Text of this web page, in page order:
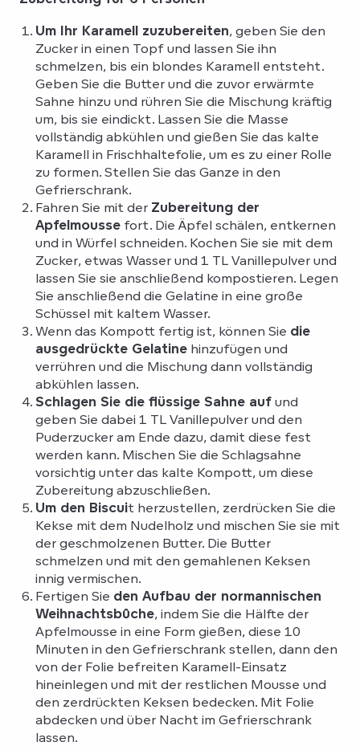
Um Ihr Karamell zuzubereiten, geben Sie den
Zucker in einen Topf und lassen Sie ihn
schmelzen, bis ein blondes Karamell entsteht.
Geben Sie die Butter und die zuvor erwärmte
Sahne hinzu und rühren Sie die Mischung kräftig
um, bis sie eindickt. Lassen Sie die Masse
vollständig abkühlen und gießen Sie das kalte
Karamell in Frischhaltefolie, um es zu einer Rolle
zu formen. Stellen Sie das Ganze in den
Gefrierschrank.
Fahren Sie mit der Zubereitung der
Apfelmousse fort. Die Äpfel schälen, entkernen
und in Würfel schneiden. Kochen Sie sie mit dem
Zucker, etwas Wasser und 1 TL Vanillepulver und
lassen Sie sie anschließend kompostieren. Legen
Sie anschließend die Gelatine in eine große
Schüssel mit kaltem Wasser.
Wenn das Kompott fertig ist, können Sie die
ausgedrückte Gelatine hinzufügen und
verrühren und die Mischung dann vollständig
abkühlen lassen.
Schlagen Sie die flüssige Sahne auf und
geben Sie dabei 1 TL Vanillepulver und den
Puderzucker am Ende dazu, damit diese fest
werden kann. Mischen Sie die Schlagsahne
vorsichtig unter das kalte Kompott, um diese
Zubereitung abzuschließen.
Um den Biscuit herzustellen, zerdrücken Sie die
Kekse mit dem Nudelholz und mischen Sie sie mit
der geschmolzenen Butter. Die Butter
schmelzen und mit den gemahlenen Keksen
innig vermischen.
Fertigen Sie den Aufbau der normannischen
Weihnachtsbûche, indem Sie die Hälfte der
Apfelmousse in eine Form gießen, diese 10
Minuten in den Gefrierschrank stellen, dann den
von der Folie befreiten Karamell-Einsatz
hineinlegen und mit der restlichen Mousse und
den zerdrückten Keksen bedecken. Mit Folie
abdecken und über Nacht im Gefrierschrank
lassen.